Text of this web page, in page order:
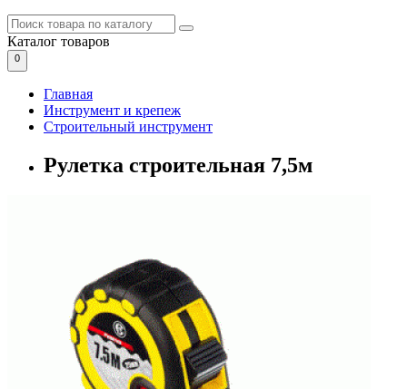
Каталог товаров
0
Главная
Инструмент и крепеж
Строительный инструмент
Рулетка строительная 7,5м